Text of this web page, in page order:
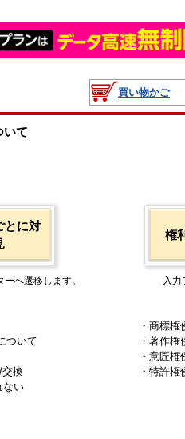
買い物かご
いて
とに対
へ遷移します。
ついて
交換
ない
権
入力
・商標権
・著作権
・意匠権
・特許権